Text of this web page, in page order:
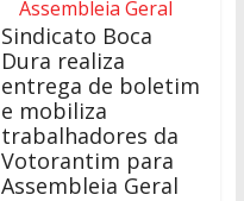
Sindicato Boca
Dura realiza
entrega de boletim
e mobiliza
trabalhadores da
Votorantim para
Assembleia Geral